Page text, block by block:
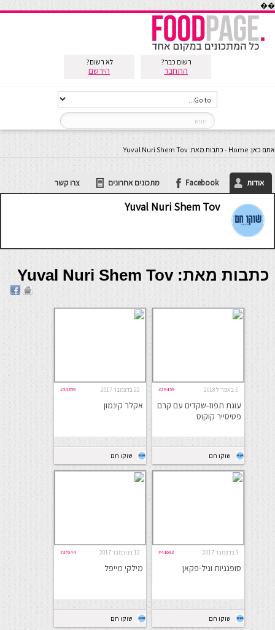
��
רשום כבר?
התחבר
לא רשום?
הירשם
אתם כאן: Home
- כתבות מאת: Yuval Nuri Shem Tov
אודות Facebook מתכונים אחרונים צרו קשר
Yuval Nuri Shem Tov
כתבות מאת: Yuval Nuri Shem Tov
5 באפריל 2018 #29459
עוגת תפוז-שקדים עם קרם
פטיסייר קוקוס
שוקו חם
22 בדצמבר 2017 #34359
אקלר קינמון
שוקו חם
3 בדצמבר 2017 #41693
סופגניות וניל-פקאן
שוקו חם
12 בנובמבר 2017 #37644
מילקי מייפל
שוקו חם